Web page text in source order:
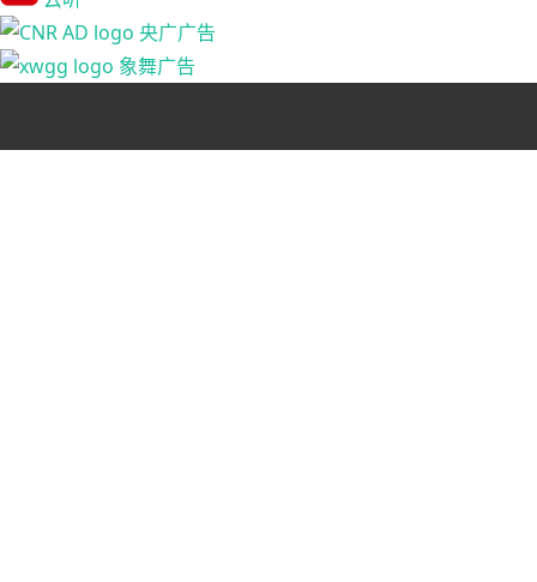
央广广告
象舞广告